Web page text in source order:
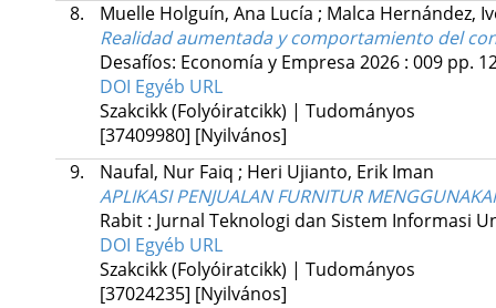
8.
Muelle Holguín, Ana Lucía ; Malca Hernández,
Realidad aumentada y comportamiento del
Desafíos: Economía y Empresa 2026: 009 pp.
DOI Egyéb URL
Szakcikk (Folyóiratcikk) | Tudományos
[37409980] [Nyilvános]
9.
Naufal, Nur Faiq ; Heri Ujianto, Erik Iman
APLIKASI PENJUALAN FURNITUR
Rabit : Jurnal Teknologi dan Sistem Informasi
DOI Egyéb URL
Szakcikk (Folyóiratcikk) | Tudományos
[37024235] [Nyilvános]